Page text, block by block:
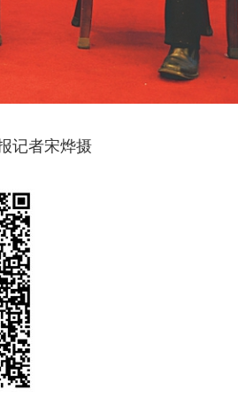
记者宋烨摄
中国网事·感动2025”公益盛典举行